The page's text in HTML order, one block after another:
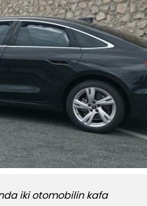
iki otomobilin kafa